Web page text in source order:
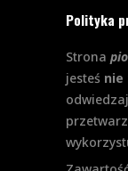
Polityka
Strona
jesteś nie